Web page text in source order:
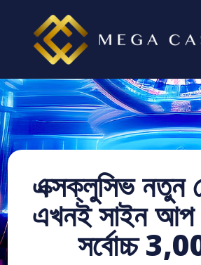
এক্সক্লুসিভ নতুন
এখনই সাইন আপ
সর্বোচ্চ